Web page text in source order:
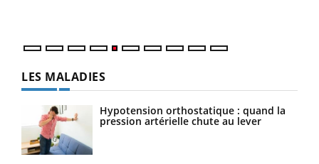
LES MALADIES
Hypotension orthostatique : quand la
pression artérielle chute au lever